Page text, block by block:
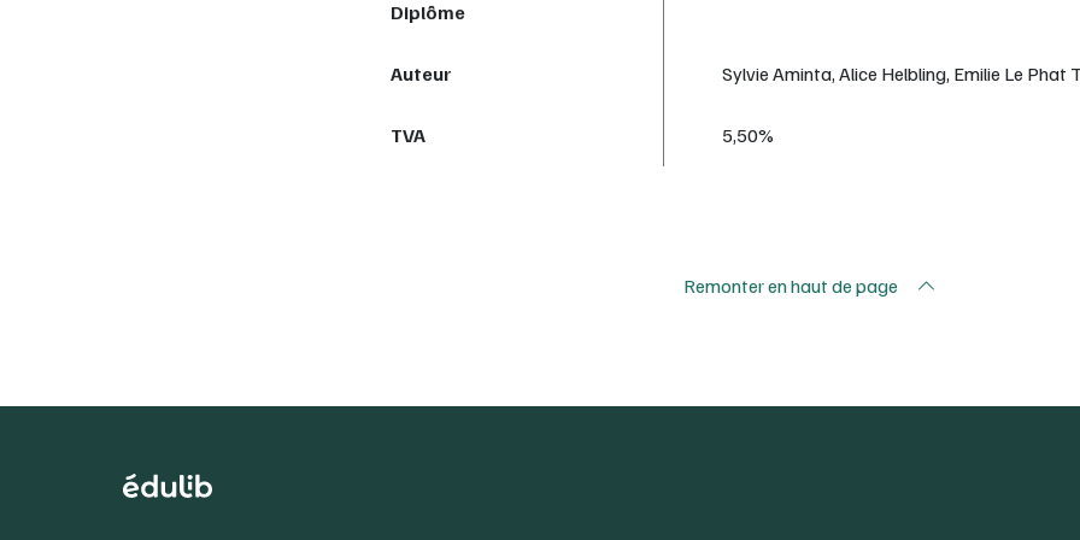
Diplôme
Auteur Sylvie Aminta, Alice Helbling, Emilie Le Phat
TVA 5,50%
Remonter en haut de page